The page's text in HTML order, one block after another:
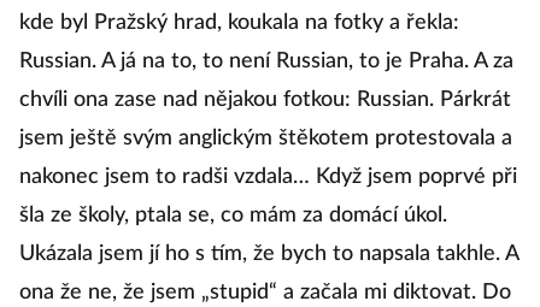
kde byl Pražský hrad, koukala na fotky a řekla:
Russian. A já na to, to není Russian, to je Praha. A za
chvíli ona zase nad nějakou fotkou: Russian. Párkrát
jsem ještě svým anglickým štěkotem protestovala a
nakonec jsem to radši vzdala… Když jsem poprvé při
šla ze školy, ptala se, co mám za domácí úkol.
Ukázala jsem jí ho s tím, že bych to napsala takhle. A
ona že ne, že jsem „stupid“ a začala mi diktovat. Do